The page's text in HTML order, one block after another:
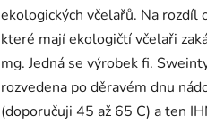
ekologických včelařů. Na rozdíl
které mají ekologičtí včelaři
mg. Jedná se výrobek fi.
rozvedena po děravém dnu
(doporučuji 45 až 65 C) a ten